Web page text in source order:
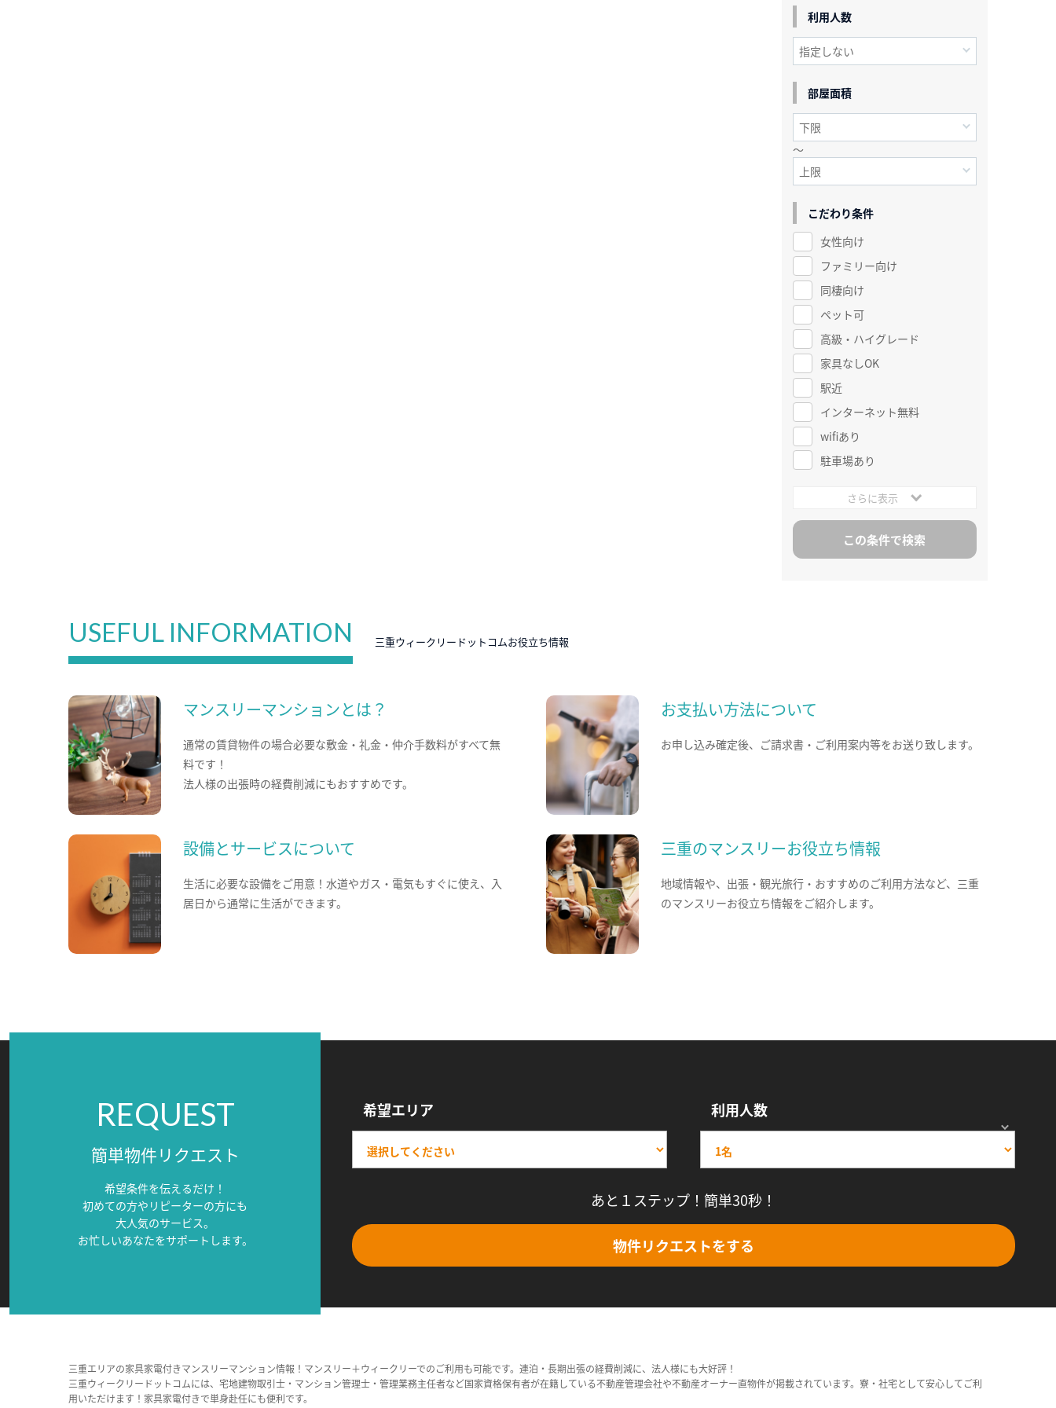
利用人数
部屋面積
～
こだわり条件
女性向け
ファミリー向け
同棲向け
ペット可
高級・ハイグレード
家具なしOK
駅近
インターネット無料
wifiあり
駐車場あり
さらに表示
USEFUL INFORMATION 三重ウィークリードットコムお役立ち情報
マンスリーマンションとは？
通常の賃貸物件の場合必要な敷金・礼金・仲介手数料がすべて無
料です！
法人様の出張時の経費削減にもおすすめです。
お支払い方法について
お申し込み確定後、ご請求書・ご利用案内等をお送り致します。
設備とサービスについて
生活に必要な設備をご用意！水道やガス・電気もすぐに使え、入
居日から通常に生活ができます。
三重のマンスリーお役立ち情報
地域情報や、出張・観光旅行・おすすめのご利用方法など、三重
のマンスリーお役立ち情報をご紹介します。
REQUEST
簡単物件リクエスト
希望条件を伝えるだけ！
初めての方やリピーターの方にも
大人気のサービス。
お忙しいあなたをサポートします。
希望エリア 利用人数
あと１ステップ！簡単30秒！
物件リクエストをする
三重エリアの家具家電付きマンスリーマンション情報！マンスリー＋ウィークリーでのご利用も可能です。連泊・長期出張の経費削減に、法人様にも大好評！
三重ウィークリードットコムには、宅地建物取引士・マンション管理士・管理業務主任者など国家資格保有者が在籍している不動産管理会社や不動産オーナー直物件が掲載されています。寮・社宅として安心してご利
用いただけます！家具家電付きで単身赴任にも便利です。